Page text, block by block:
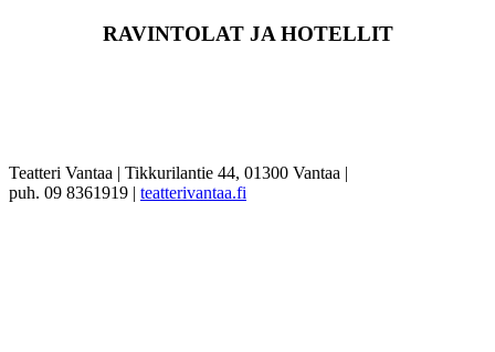
RAVINTOLAT JA HOTELLIT
Teatteri Vantaa | Tikkurilantie 44, 01300 Vantaa |
puh. 09 8361919 | teatterivantaa.fi